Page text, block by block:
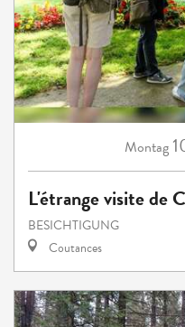
Montag
L'étrange visite de
BESICHTIGUNG
Coutances